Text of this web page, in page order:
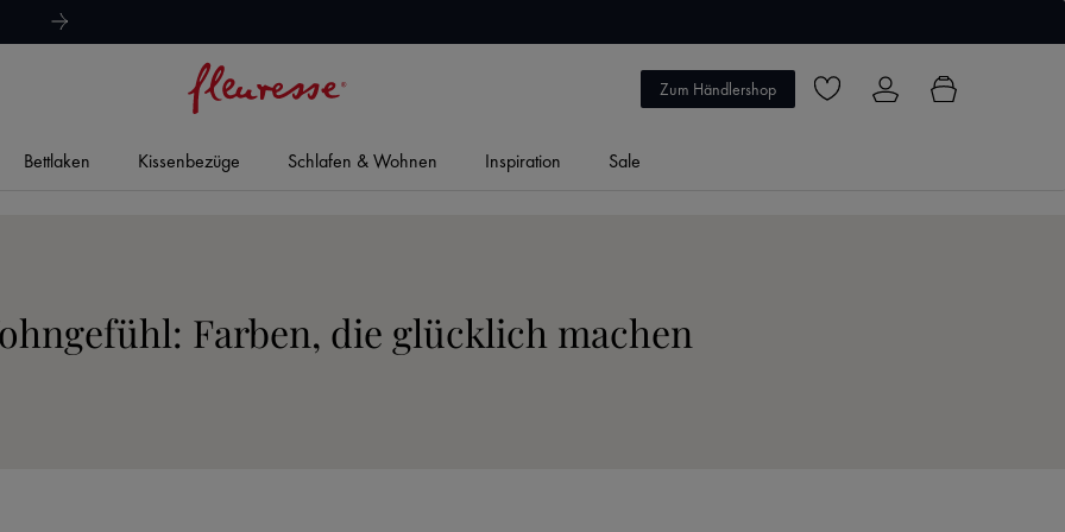
Zum Händlershop Du hast 0 Produkte auf dem
Bettlaken Kissenbezüge Schlafen & Wohnen Inspiration Sale
Farben, die glücklich machen